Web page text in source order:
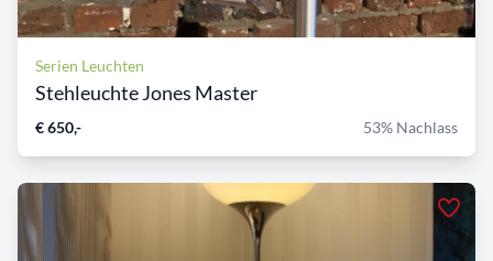
Serien Leuchten
Stehleuchte Jones Master
€ 650,- 53% Nachlass